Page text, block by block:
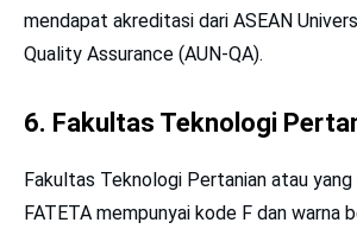
mendapat akreditasi dari ASEAN
Quality Assurance (AUN-QA).
6. Fakultas Teknologi
Fakultas Teknologi Pertanian atau
FATETA mempunyai kode F dan warna